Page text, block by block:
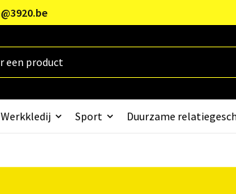
Werkkledij Sport Duurzame